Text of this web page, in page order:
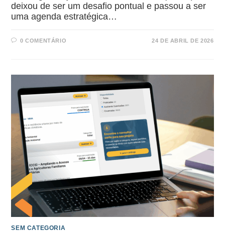
deixou de ser um desafio pontual e passou a ser
uma agenda estratégica…
0 COMENTÁRIO 24 DE ABRIL DE 2026
SEM CATEGORIA